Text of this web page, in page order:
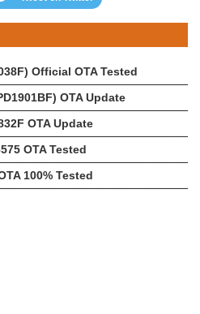
Official OTA Tested
OTA Update
OTA Update
OTA Tested
100% Tested